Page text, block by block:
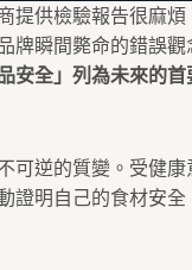
提供檢驗報告很麻
牌瞬間斃命的錯誤
安全」列為未來的
可逆的質變。受健
證明自己的食材安